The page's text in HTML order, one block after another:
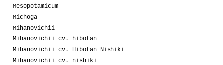
Mesopotamicum
Michoga
Mihanovichii
Mihanovichii cv. hibotan
Mihanovichii cv. Hibotan Nishiki
Mihanovichii cv. nishiki